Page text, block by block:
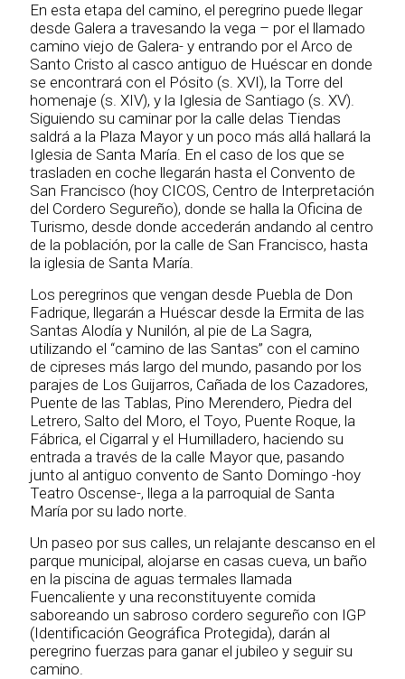
En esta etapa del camino, el peregrino puede llegar
desde Galera a travesando la vega – por el llamado
camino viejo de Galera- y entrando por el Arco de
Santo Cristo al casco antiguo de Huéscar en donde
se encontrará con el Pósito (s. XVI), la Torre del
homenaje (s. XIV), y la Iglesia de Santiago (s. XV).
Siguiendo su caminar por la calle delas Tiendas
saldrá a la Plaza Mayor y un poco más allá hallará la
Iglesia de Santa María. En el caso de los que se
trasladen en coche llegarán hasta el Convento de
San Francisco (hoy CICOS, Centro de Interpretación
del Cordero Segureño), donde se halla la Oficina de
Turismo, desde donde accederán andando al centro
de la población, por la calle de San Francisco, hasta
la iglesia de Santa María.
Los peregrinos que vengan desde Puebla de Don
Fadrique, llegarán a Huéscar desde la Ermita de las
Santas Alodía y Nunilón, al pie de La Sagra,
utilizando el “camino de las Santas” con el camino
de cipreses más largo del mundo, pasando por los
parajes de Los Guijarros, Cañada de los Cazadores,
Puente de las Tablas, Pino Merendero, Piedra del
Letrero, Salto del Moro, el Toyo, Puente Roque, la
Fábrica, el Cigarral y el Humilladero, haciendo su
entrada a través de la calle Mayor que, pasando
junto al antiguo convento de Santo Domingo -hoy
Teatro Oscense-, llega a la parroquial de Santa
María por su lado norte.
Un paseo por sus calles, un relajante descanso en el
parque municipal, alojarse en casas cueva, un baño
en la piscina de aguas termales llamada
Fuencaliente y una reconstituyente comida
saboreando un sabroso cordero segureño con IGP
(Identificación Geográfica Protegida), darán al
peregrino fuerzas para ganar el jubileo y seguir su
camino.